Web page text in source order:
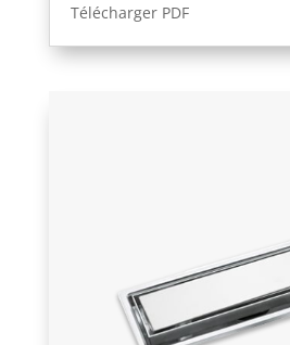
Télécharger PDF